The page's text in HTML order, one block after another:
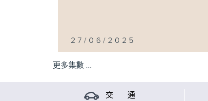
27/06/2025
更多集數 ...
交 通